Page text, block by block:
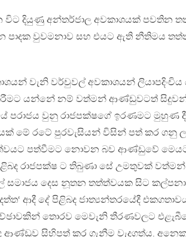
දියුණු අන්තර්ජාල අවකාශයක් පවතින
පාදක වුවමනාව සහ එයට ඇති නීතිමය
වැනි වර්චුවල් අවකාශයන්
යන්නේ නම් වත්මන් ආණ්ඩුවටත්
පරාජය වුනු රාජපක්ෂගේ ඉරණමට මුහුණ
මේ රටේ පුරවැසියන් විසින් පත් කර ගනු
පත්වීමට නොවන බව ආණ්ඩුවේ
රාජපක්ෂ ට තිබුණා සේ උමතුවක්
සමාජය දෙස නූතන තත්ත්වයක සිට කල්පනා
ආදී දේ පිළිබද ජාත්‍යන්තරයේදී
තොරව මෙවැනි තීරණවලට
ආණ්ඩුව සිහිපත් කර ගැනීම වැදගත්ය.